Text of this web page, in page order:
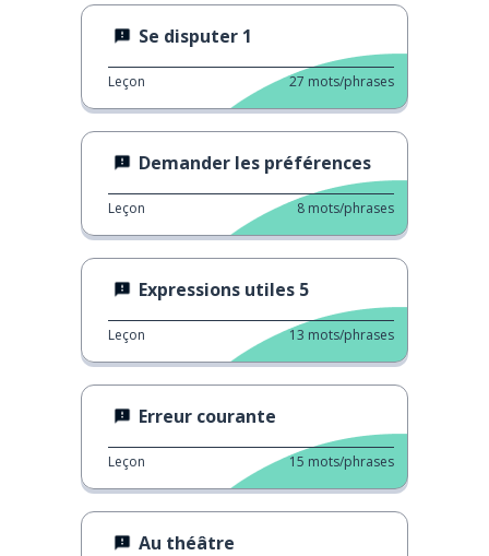
Se disputer 1
Leçon 27 mots/phrases
Demander les préférences
Leçon 8 mots/phrases
Expressions utiles 5
Leçon 13 mots/phrases
Erreur courante
Leçon 15 mots/phrases
Au théâtre